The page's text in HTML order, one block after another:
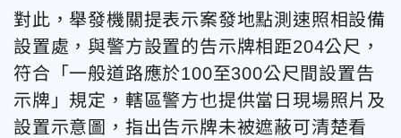
對此，舉發機關提表示案發地點測速照相設備
設置處，與警方設置的告示牌相距204公尺，
符合「一般道路應於100至300公尺間設置告
示牌」規定，轄區警方也提供當日現場照片及
設置示意圖，指出告示牌未被遮蔽可清楚看